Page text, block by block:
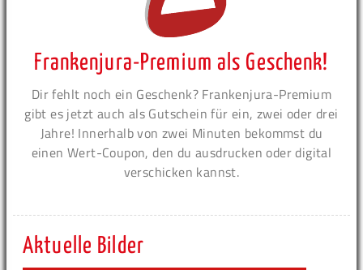
Frankenjura-Premium als Geschenk!
Dir fehlt noch ein Geschenk? Frankenjura-Premium
gibt es jetzt auch als Gutschein für ein, zwei oder drei
Jahre! Innerhalb von zwei Minuten bekommst du
einen Wert-Coupon, den du ausdrucken oder digital
verschicken kannst.
Aktuelle Bilder